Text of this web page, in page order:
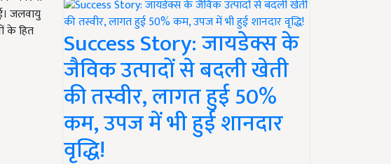
जलवायु
के हित
Success Story: जायडेक्स के
जैविक उत्पादों से बदली खेती
की तस्वीर, लागत हुई 50%
कम, उपज में भी हुई शानदार
वृद्धि!